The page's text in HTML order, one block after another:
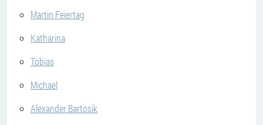
Martin Feiertag
Katharina
Tobias
Michael
Alexander Bartosik